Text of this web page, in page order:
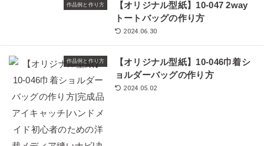
作品例と作り方
【オリジナル型紙】10-047 2way
トートバッグの作り方
2024.06.30
作品例と作り方
【オリジナル型紙】10-046巾着シ
ョルダーバッグの作り方
2024.05.02